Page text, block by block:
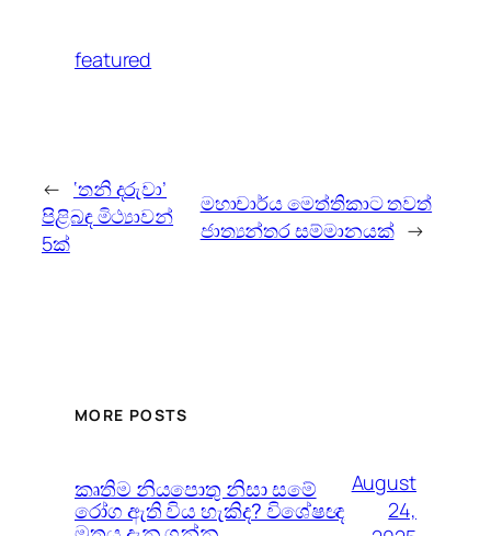
featured
← ‘තනි දරුවා’
පිළිබඳ මිථ්‍යාවන්
5ක්
මහාචාර්ය මෙත්තිකාට තවත්
ජාත්‍යන්තර සම්මානයක් →
MORE POSTS
කෘතිම නියපොතු නිසා සමේ
රෝග ඇති විය හැකිද? විශේෂඥ
August
24,